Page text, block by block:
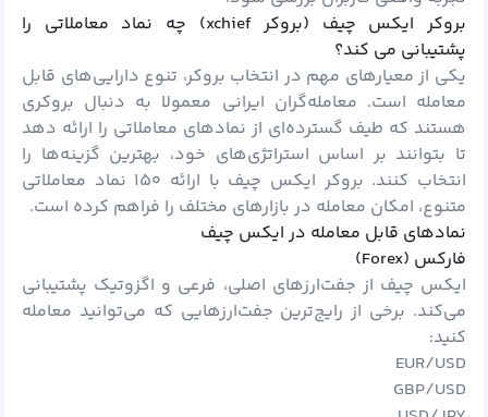
بروکر ایکس چیف (بروکر xchief) چه نماد معاملاتی را
پشتیبانی می کند؟
یکی از معیارهای مهم در انتخاب بروکر، تنوع دارایی‌های قابل
معامله است. معامله‌گران ایرانی معمولا به دنبال بروکری
هستند که طیف گسترده‌ای از نمادهای معاملاتی را ارائه دهد
تا بتوانند بر اساس استراتژی‌های خود، بهترین گزینه‌ها را
انتخاب کنند. بروکر ایکس چیف با ارائه ۱۵۰ نماد معاملاتی
متنوع، امکان معامله در بازارهای مختلف را فراهم کرده است.
نمادهای قابل معامله در ایکس چیف
فارکس (Forex)
ایکس چیف از جفت‌ارزهای اصلی، فرعی و اگزوتیک پشتیبانی
می‌کند. برخی از رایج‌ترین جفت‌ارزهایی که می‌توانید معامله
کنید:
EUR/USD
GBP/USD